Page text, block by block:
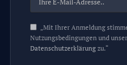
„Mit Ihrer Anmeldung
Nutzungsbedingungen und
Datenschutzerklärungzu.“